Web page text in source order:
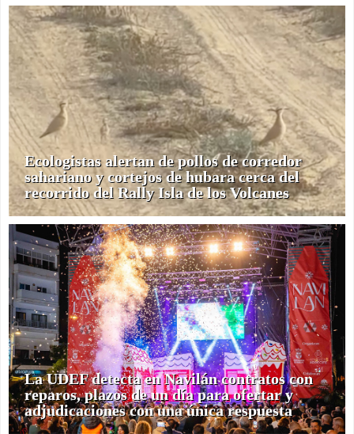
Ecologistas alertan de pollos de corredor
sahariano y cortejos de hubara cerca del
recorrido del Rally Isla de los Volcanes
La UDEF detecta en Navilán contratos con
reparos, plazos de un día para ofertar y
adjudicaciones con una única respuesta